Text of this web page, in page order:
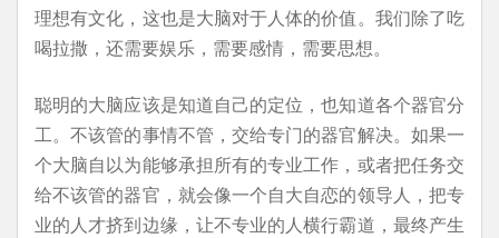
理想有文化，这也是大脑对于人体的价值。我们除了吃
喝拉撒，还需要娱乐，需要感情，需要思想。
聪明的大脑应该是知道自己的定位，也知道各个器官分
工。不该管的事情不管，交给专门的器官解决。如果一
个大脑自以为能够承担所有的专业工作，或者把任务交
给不该管的器官，就会像一个自大自恋的领导人，把专
业的人才挤到边缘，让不专业的人横行霸道，最终产生